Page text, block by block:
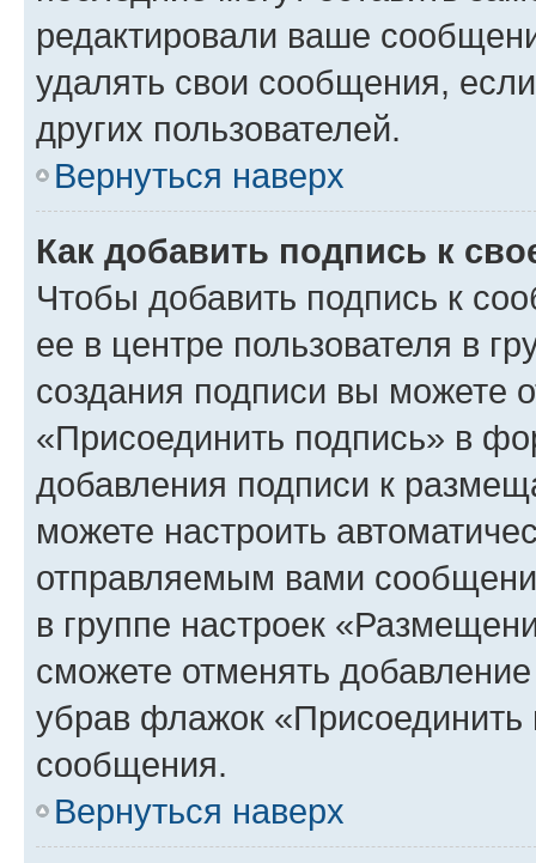
редактировали ваше
удалять свои сообщения,
других пользователей.
Вернуться наверх
Как добавить подпись к
Чтобы добавить подпись к
ее в центре пользователя в
создания подписи вы можете
«Присоединить подпись» в
добавления подписи к
можете настроить
отправляемым вами
в группе настроек
сможете отменять
убрав флажок
сообщения.
Вернуться наверх